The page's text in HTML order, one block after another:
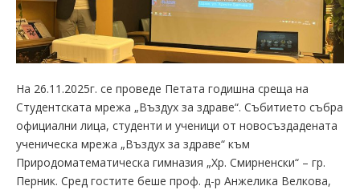
На 26.11.2025г. се проведе Петата годишна среща на
Студентската мрежа „Въздух за здраве“. Събитието събра
официални лица, студенти и ученици от новосъздадената
ученическа мрежа „Въздух за здраве“ към
Природоматематическа гимназия „Хр. Смирненски“ – гр.
Перник. Сред гостите беше проф. д-р Анжелика Велкова,